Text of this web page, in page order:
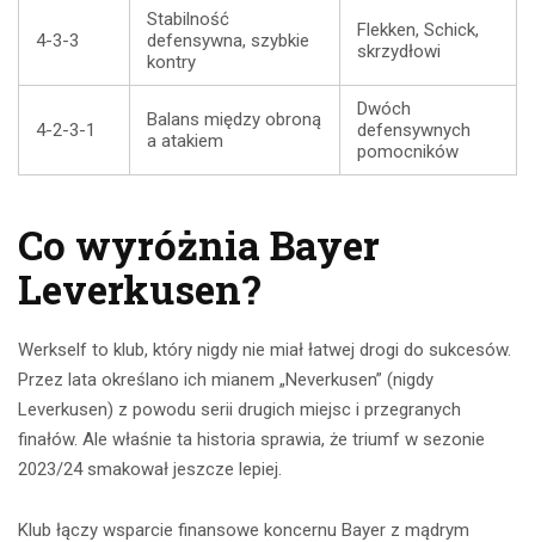
4-3-3
Stabilność
defensywna, szybkie
kontry
Flekken, Schick,
skrzydłowi
4-2-3-1
Balans między obroną
a atakiem
Dwóch
defensywnych
pomocników
Co wyróżnia Bayer
Leverkusen?
Werkself to klub, który nigdy nie miał łatwej drogi do sukcesów.
Przez lata określano ich mianem „Neverkusen” (nigdy
Leverkusen) z powodu serii drugich miejsc i przegranych
finałów. Ale właśnie ta historia sprawia, że triumf w sezonie
2023/24 smakował jeszcze lepiej.
Klub łączy wsparcie finansowe koncernu Bayer z mądrym